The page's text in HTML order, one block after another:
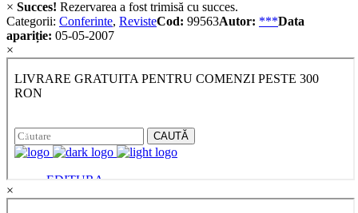
× Succes! Rezervarea a fost trimisă cu succes.
Categorii: Conferinte, RevisteCod: 99563Autor: ***Data
apariție: 05-05-2007
×
×